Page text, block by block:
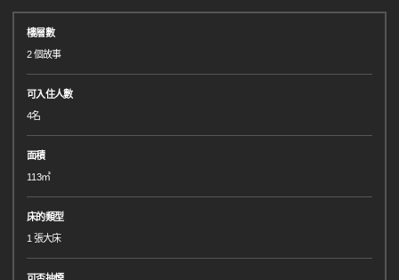
樓層數
2 個故事
可入住人數
4名
面積
113㎡
床的類型
1 張大床